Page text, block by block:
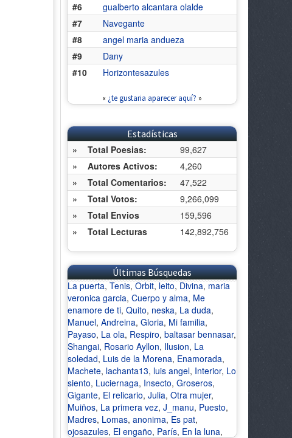
#6
gualberto alcantara olalde
#7
Navegante
#8
angel maria andueza
#9
Dany
#10
Horizontesazules
« ¿te gustaria aparecer aquí? »
Estadísticas
»
Total Poesias:
99,627
»
Autores Activos:
4,260
»
Total Comentarios:
47,522
»
Total Votos:
9,266,099
»
Total Envios
159,596
»
Total Lecturas 142,892,756
Últimas Búsquedas
La puerta, Tenis, Orbit, leito, Divina, maria
veronica garcia, Cuerpo y alma, Me
enamore de ti, Quito, neska, La duda,
Manuel, Andreina, Gloria, Mi familia,
Payaso, La ola, Respiro, baltasar bennasar,
Shangai, Rosario Ayllon, Ilusion, La
soledad, Luis de la Morena, Enamorada,
Machete, lachanta13, luis angel, Interior, Lo
siento, Luciernaga, Insecto, Groseros,
Gigante, El relicario, Julia, Otra mujer,
Muiños, La primera vez, J_manu, Puesto,
Madres, Lomas, anonima, Es pat,
ojosazules, El engaño, París, En la luna,